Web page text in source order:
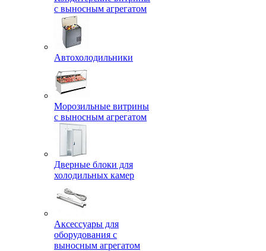
с выносным агрегатом
Автохолодильники
Морозильные витрины
с выносным агрегатом
Дверные блоки для
холодильных камер
Аксессуары для
оборудования с
выносным агрегатом